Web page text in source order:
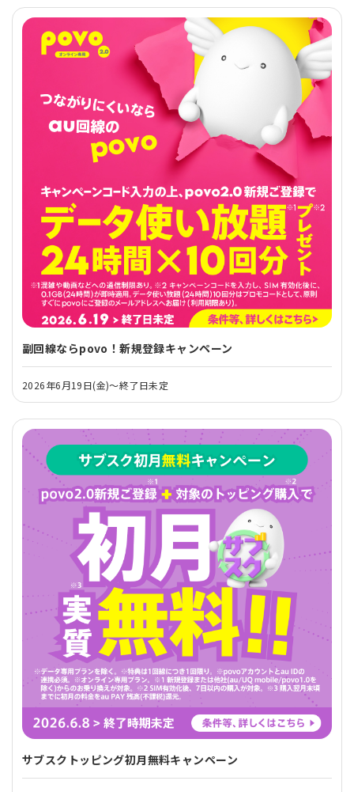
副回線ならpovo！新規登録キャンペーン
2026年6月19日(金)～終了日未定
サブスクトッピング初月無料キャンペーン